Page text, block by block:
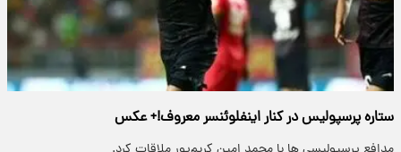
ستاره پرسپولیس در کنار اینفلوئنسر معروف!+ عکس